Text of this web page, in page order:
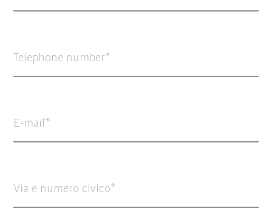
Telephone number
E-mail
Via e numero civico